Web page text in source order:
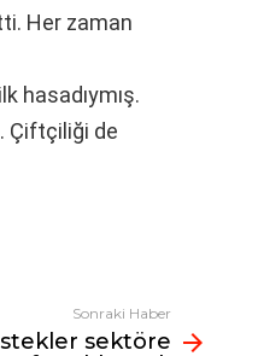
Her zaman
hasadıymış.
Çiftçiliği de
Sonraki Haber
sektöre